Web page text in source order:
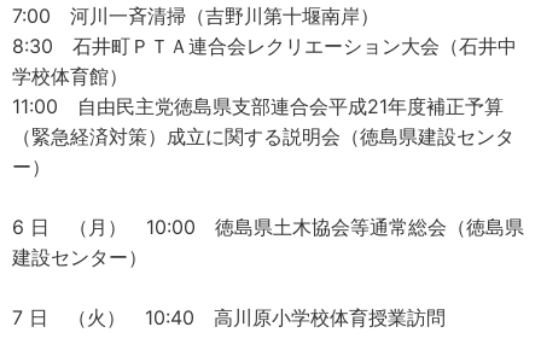
7:00 河川一斉清掃（吉野川第十堰南岸）
8:30 石井町ＰＴＡ連合会レクリエーション大会（石井中
学校体育館）
11:00 自由民主党徳島県支部連合会平成21年度補正予算
（緊急経済対策）成立に関する説明会（徳島県建設センタ
ー）
6 日 （月） 10:00 徳島県土木協会等通常総会（徳島県
建設センター）
7 日 （火） 10:40 高川原小学校体育授業訪問